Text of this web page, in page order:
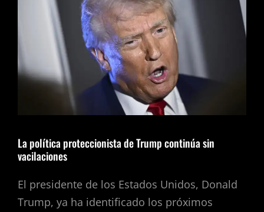
La política proteccionista de Trump continúa sin
vacilaciones
El presidente de los Estados Unidos, Donald
Trump, ya ha identificado los próximos